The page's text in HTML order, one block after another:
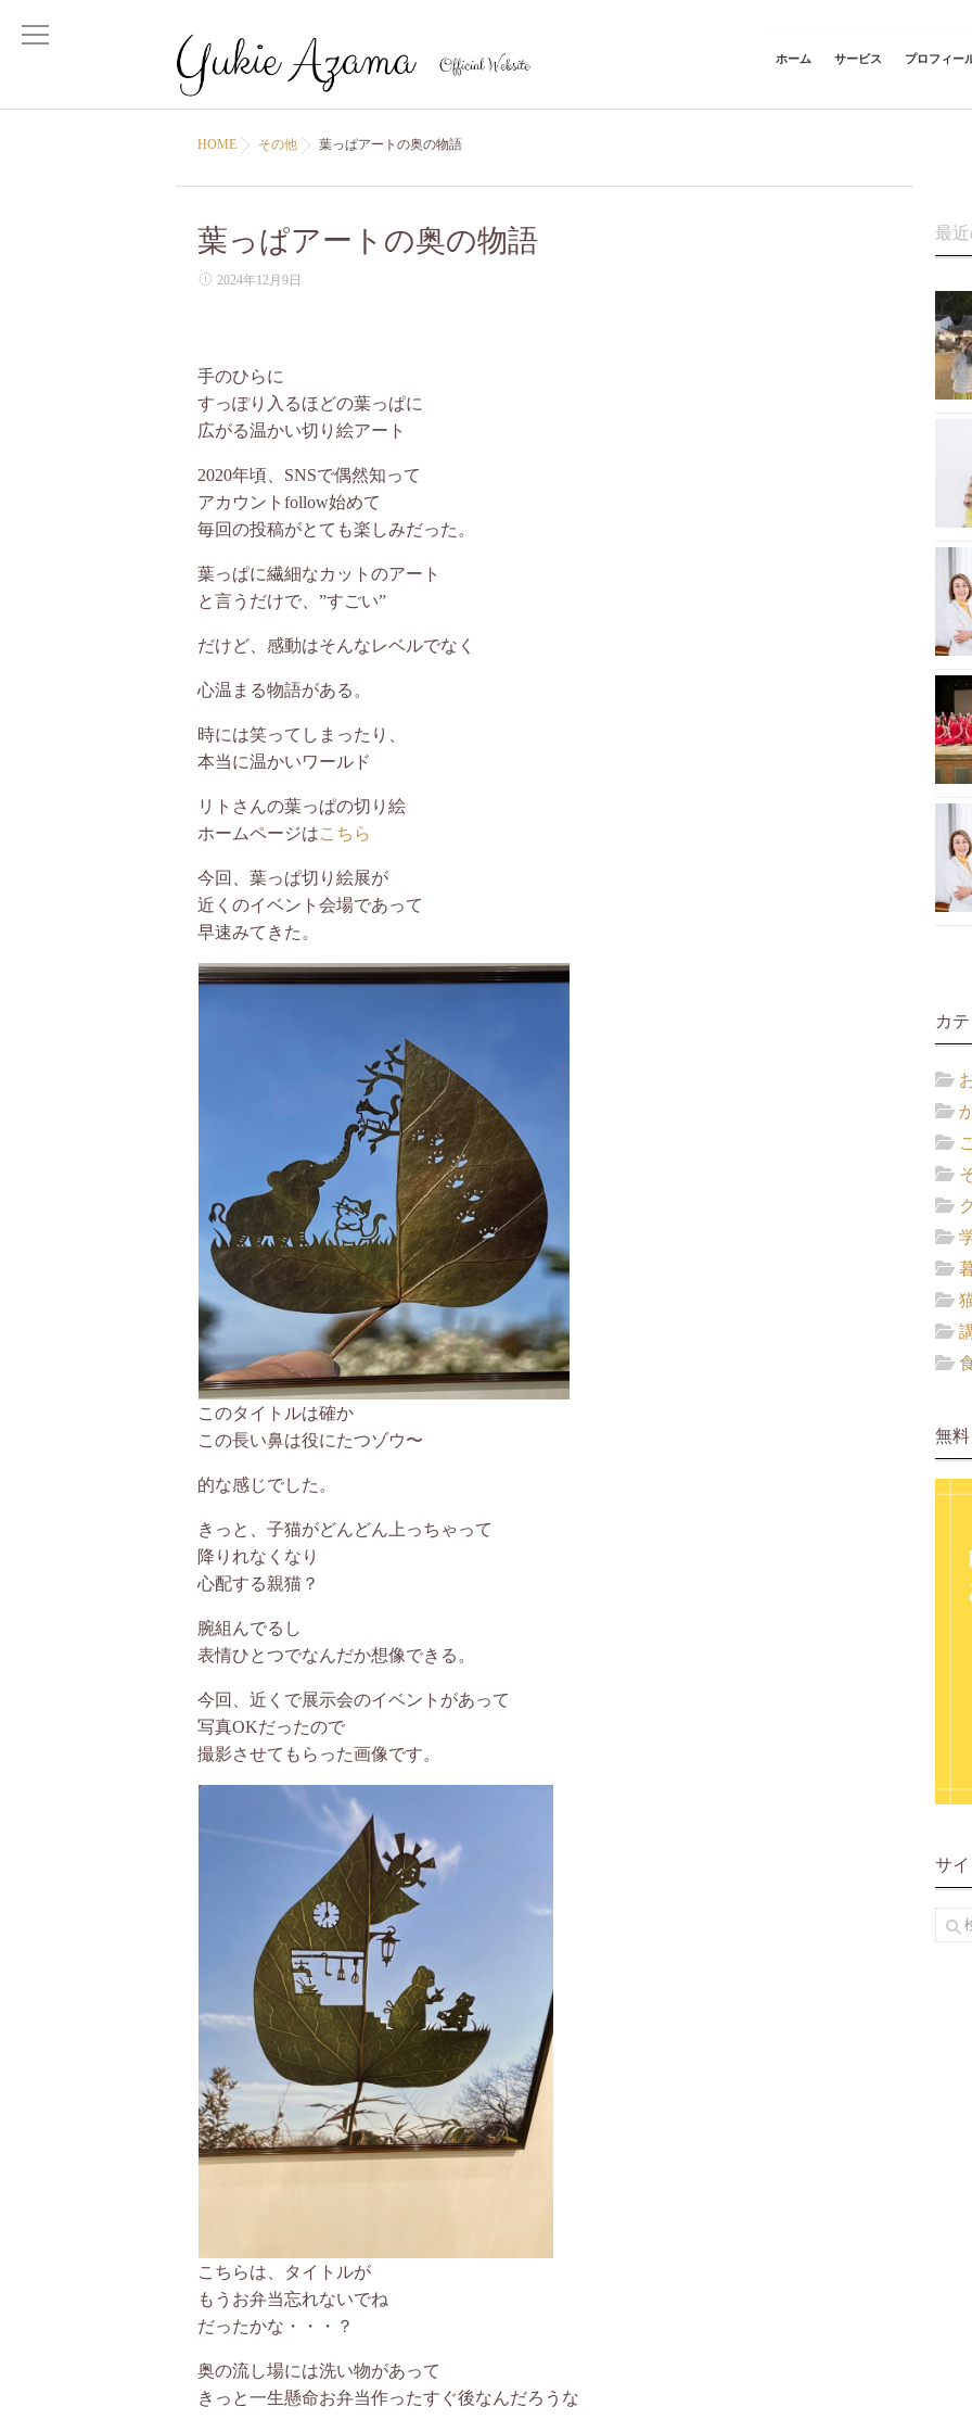
ホーム サービス プロフィー
HOME その他 葉っぱアートの奥の物語
葉っぱアートの奥の物語
2024年12月9日
手のひらに
すっぽり入るほどの葉っぱに
広がる温かい切り絵アート
2020年頃、SNSで偶然知って
アカウントfollow始めて
毎回の投稿がとても楽しみだった。
葉っぱに繊細なカットのアート
と言うだけで、”すごい”
だけど、感動はそんなレベルでなく
心温まる物語がある。
時には笑ってしまったり、
本当に温かいワールド
リトさんの葉っぱの切り絵
ホームページはこちら
今回、葉っぱ切り絵展が
近くのイベント会場であって
早速みてきた。
このタイトルは確か
この長い鼻は役にたつゾウ〜
的な感じでした。
きっと、子猫がどんどん上っちゃって
降りれなくなり
心配する親猫？
腕組んでるし
表情ひとつでなんだか想像できる。
今回、近くで展示会のイベントがあって
写真OKだったので
撮影させてもらった画像です。
こちらは、タイトルが
もうお弁当忘れないでね
だったかな・・・？
奥の流し場には洗い物があって
きっと一生懸命お弁当作ったすぐ後なんだろうな
最
カ
無
サ